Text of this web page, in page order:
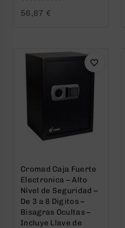
0
56,87 €
Cromad Caja Fuerte
Electronica – Alto
Nivel de Seguridad –
De 3 a 8 Digitos –
Bisagras Ocultas –
Incluye Llave de